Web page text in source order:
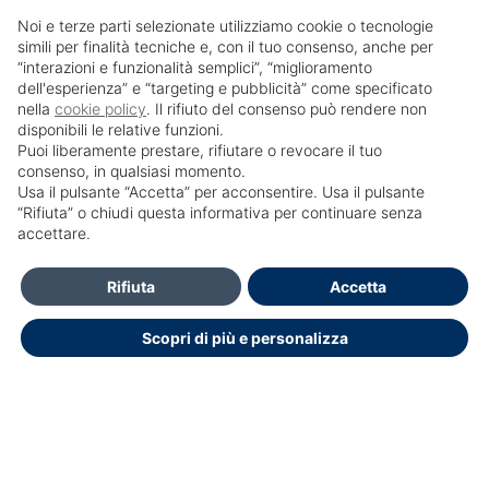
SailPortal 8.5.1 build 18
Contatti
Per l'assistenza informatica scrivere a:
formazione.ecm@policlinicoumberto1.it
Noi e terze parti selezionate utilizziamo cookie o tecnologie
simili per finalità tecniche e, con il tuo consenso, anche per
“interazioni e funzionalità semplici”, “miglioramento
dell'esperienza” e “targeting e pubblicità” come specificato
nella cookie policy. Il rifiuto del consenso può rendere non
disponibili le relative funzioni.
Puoi liberamente prestare, rifiutare o revocare il tuo
consenso, in qualsiasi momento.
Usa il pulsante “Accetta” per acconsentire. Usa il pulsante
“Rifiuta” o chiudi questa informativa per continuare senza
accettare.
Scopri di più e personalizza
Rifiuta Accetta